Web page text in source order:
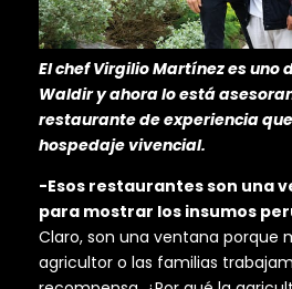
El chef Virgilio Martínez es uno
Waldir y ahora lo está
restaurante de experiencia
hospedaje vivencial.
-Esos restaurantes son una
para mostrar los insumos
Claro, son una ventana porque
agricultor o las familias